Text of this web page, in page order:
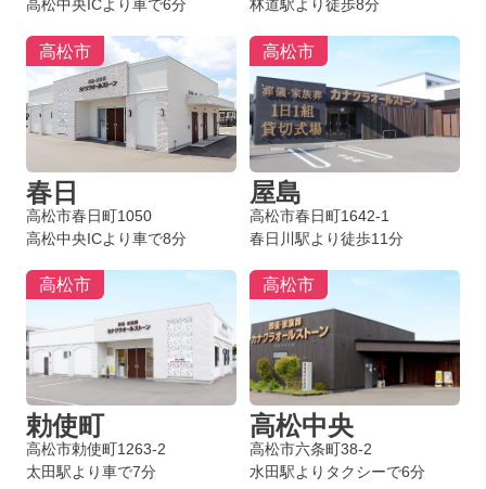
高松中央ICより車で6分
林道駅より徒歩8分
高松市
春日
高松市春日町1050
高松中央ICより車で8分
高松市
屋島
高松市春日町1642-1
春日川駅より徒歩11分
高松市
勅使町
高松市勅使町1263-2
太田駅より車で7分
高松市
高松中央
高松市六条町38-2
水田駅よりタクシーで6分